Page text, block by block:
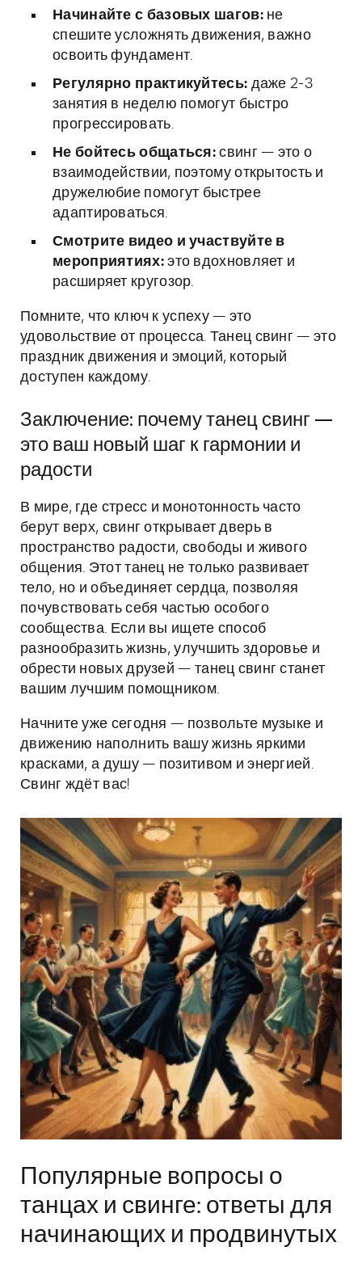
Начинайте с базовых шагов:не
спешите усложнять движения, важно
освоить фундамент.
Регулярно практикуйтесь: даже 2-3
занятия в неделю помогут быстро
прогрессировать.
Не бойтесь общаться: свинг — это о
взаимодействии, поэтому открытость и
дружелюбие помогут быстрее
адаптироваться.
Смотрите видео и участвуйте в
мероприятиях:это вдохновляет и
расширяет кругозор.
Помните, что ключ к успеху — это
удовольствие от процесса. Танец свинг — это
праздник движения и эмоций, который
доступен каждому.
Заключение: почему танец свинг —
это ваш новый шаг к гармонии и
радости
В мире, где стресс и монотонность часто
берут верх, свинг открывает дверь в
пространство радости, свободы и живого
общения. Этот танец не только развивает
тело, но и объединяет сердца, позволяя
почувствовать себя частью особого
сообщества. Если вы ищете способ
разнообразить жизнь, улучшить здоровье и
обрести новых друзей — танец свинг станет
вашим лучшим помощником.
Начните уже сегодня — позвольте музыке и
движению наполнить вашу жизнь яркими
красками, а душу — позитивом и энергией.
Свинг ждёт вас!
Популярные вопросы о
танцах и свинге: ответы для
начинающих и продвинутых